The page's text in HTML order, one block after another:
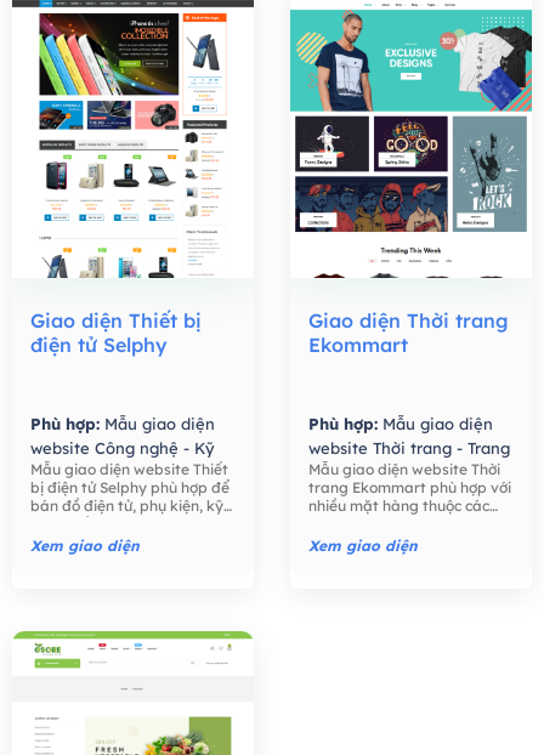
Giao diện Thiết bị
điện tử Selphy
Phù hợp: Mẫu giao diện
website Công nghệ - Kỹ
thuật số,Mẫu giao diện
website Bán hàng -
Thương mại điện tử,
Mẫu giao diện website Thiết
bị điện tử Selphy phù hợp để
bán đồ điện tử, phụ kiện, kỹ
tính, máy ảnh, các phụ kiện
điện tử,….
Xem giao diện
Giao diện Thời trang
Ekommart
Phù hợp: Mẫu giao diện
website Thời trang - Trang
Sức,Mẫu giao diện
website Bán hàng -
Thương mại điện tử,
Mẫu giao diện website Thời
trang Ekommart phù hợp với
nhiều mặt hàng thuộc các
thực phẩm, công nghệ, đồ
chơi trẻ em, đồng hồ, …
Xem giao diện